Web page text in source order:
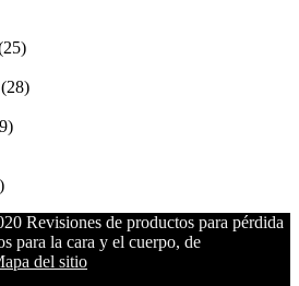
(28)
Revisiones de productos para pérdida
para la cara y el cuerpo, de
del sitio